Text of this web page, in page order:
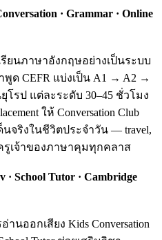
· Grammar · Online
ยนภาษาอังกฤษอย่างเป็นระบบ
ด CEFR แบ่งเป็น A1 → A2 →
รป แต่ละระดับ 30–45 ชั่วโมง
ให้ Conversation Club
นจริงในชีวิตประจำวัน — travel,
ครูเจ้าของภาษาคุมทุกคลาส
· School Tutor · Cambridge
านออกเสียง Kids Conversation